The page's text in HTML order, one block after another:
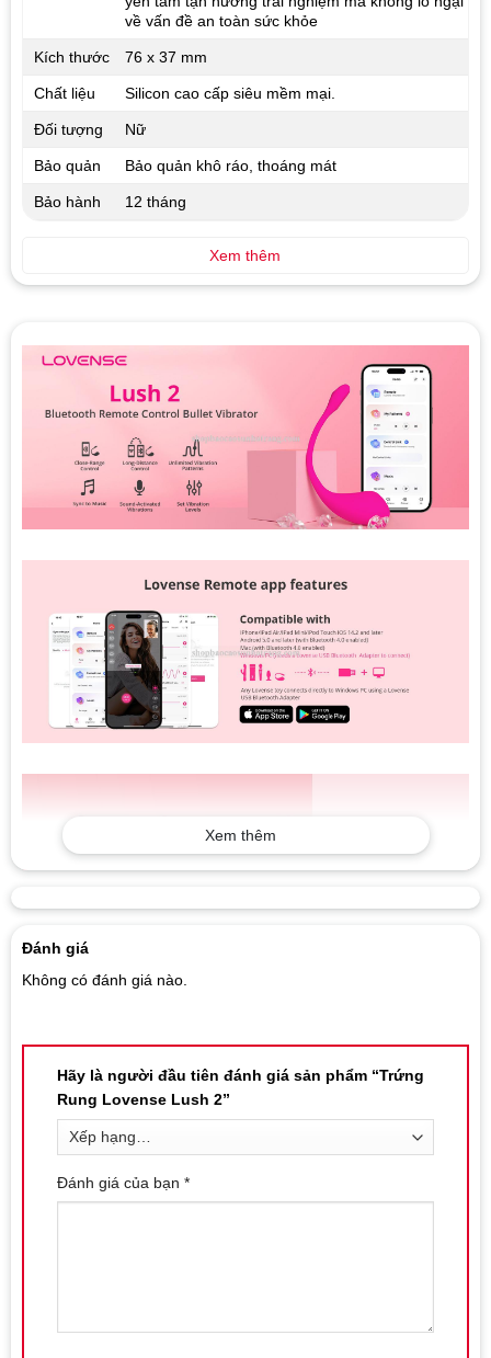
Xem thêm
Đánh giá
Không có đánh giá nào.
Hãy là người đầu tiên đánh giá sản phẩm “Trứng
Rung Lovense Lush 2”
Đánh giá của bạn *
về vấn đề an toàn sức khỏe
Kích thước 76 x 37 mm
Chất liệu Silicon cao cấp siêu mềm mại.
Đối tượng Nữ
Bảo quản Bảo quản khô ráo, thoáng mát
Bảo hành 12 tháng
Xem thêm